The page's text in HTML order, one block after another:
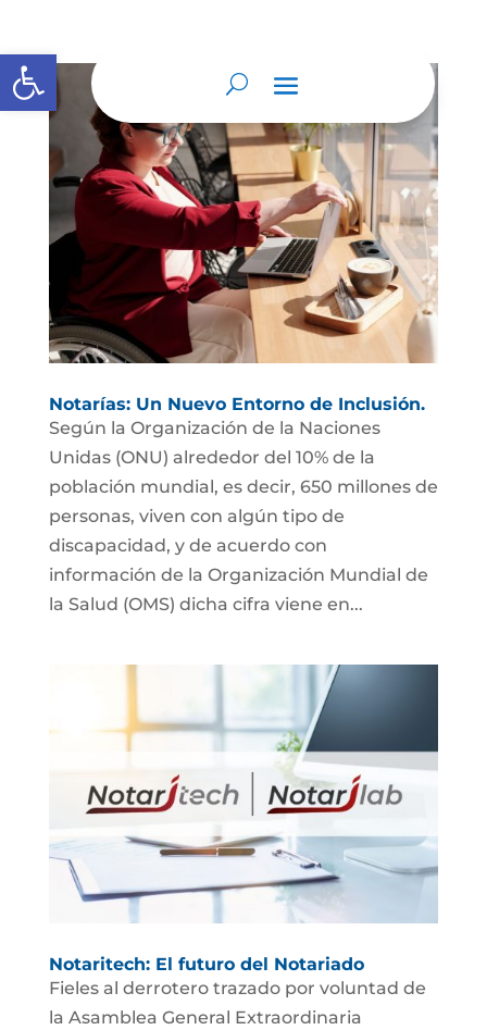
Abrir barra de herramientas
Notarías: Un Nuevo Entorno de Inclusión.
Según la Organización de la Naciones
Unidas (ONU) alrededor del 10% de la
población mundial, es decir, 650 millones de
personas, viven con algún tipo de
discapacidad, y de acuerdo con
información de la Organización Mundial de
la Salud (OMS) dicha cifra viene en...
Notaritech: El futuro del Notariado
Fieles al derrotero trazado por voluntad de
la Asamblea General Extraordinaria